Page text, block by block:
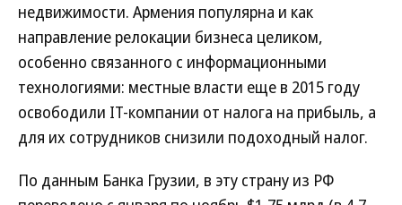
недвижимости. Армения популярна и как
направление релокации бизнеса целиком,
особенно связанного с информационными
технологиями: местные власти еще в 2015 году
освободили IT-компании от налога на прибыль, а
для их сотрудников снизили подоходный налог.
По данным Банка Грузии, в эту страну из РФ